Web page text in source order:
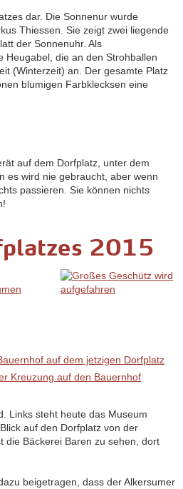
dar. Die Sonnenur wurde
Thiessen. Sie zeigt zwei liegende
der Sonnenuhr. Als
Heugabel, die an den Strohballen
(Winterzeit) an. Der gesamte Platz
blumigen Farbklecksen eine
auf dem Dorfplatz, unter dem
es wird nie gebraucht, aber wenn
passieren. Sie können nichts
2015
Links steht heute das Museum
auf den Dorfplatz von der
die Bäckerei Baren zu sehen, dort
beigetragen, dass der Alkersumer